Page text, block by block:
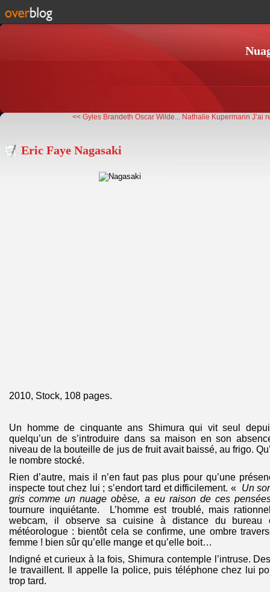
<< Gyles Brandeth Oscar Wilde... Nathalie Kupermann J’ai
Eric Faye Nagasaki
2010, Stock, 108 pages.
Un homme de cinquante ans Shimura qui vit seul
quelqu’un de s’introduire dans sa maison en son
niveau de la bouteille de jus de fruit avait baissé, au frigo.
le nombre stocké.
Rien d’autre, mais il n’en faut pas plus pour qu’une
inspecte tout chez lui ; s’endort tard et difficilement. « Un
gris comme un nuage obèse, a eu raison de ces
tournure inquiétante. L’homme est troublé, mais
webcam, il observe sa cuisine à distance du bureau
météorologue : bientôt cela se confirme, une ombre
femme ! bien sûr qu’elle mange et qu’elle boit…
Indigné et curieux à la fois, Shimura contemple l’intruse.
le travaillent. Il appelle la police, puis téléphone chez lui
trop tard.